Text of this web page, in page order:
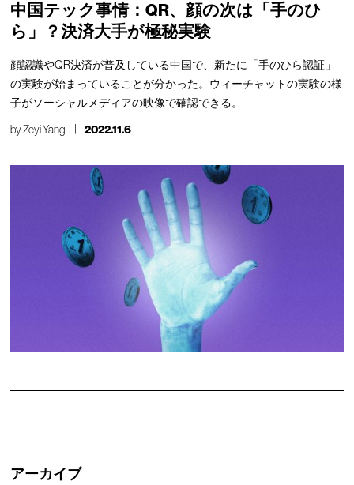
中国テック事情：QR、顔の次は「手のひ
ら」？決済大手が極秘実験
顔認識やQR決済が普及している中国で、新たに「手のひら認証」
の実験が始まっていることが分かった。ウィーチャットの実験の様
子がソーシャルメディアの映像で確認できる。
byZeyi Yang 2022.11.6
アーカイブ